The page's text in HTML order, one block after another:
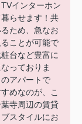
インターホン
らせます！共
ため、急なお
ことが可能で
台など豊富に
っておりま
アパートで
めなのが、こ
寺周辺の賃貸
スタイルにお